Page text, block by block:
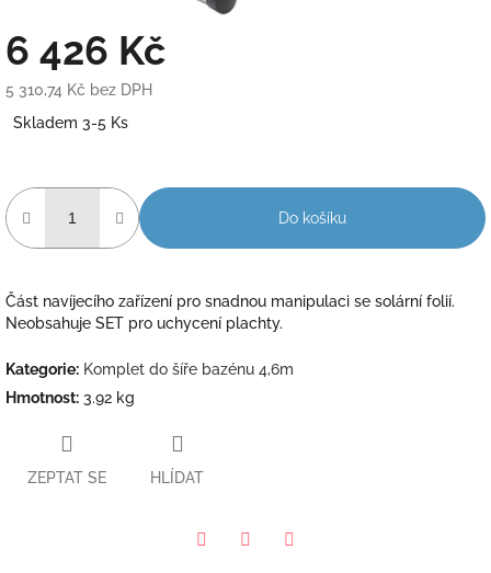
6 426 Kč
5 310,74 Kč bez DPH
cena:
Skladem 3-5 Ks
Do košíku
Část navíjecího zařízení pro snadnou manipulaci se solární folií.
Neobsahuje SET pro uchycení plachty.
Kategorie: Komplet do šíře bazénu 4,6m
Hmotnost: 3.92 kg
ZEPTAT SE HLÍDAT